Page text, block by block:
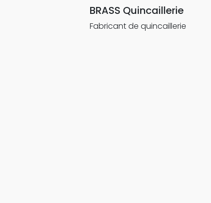
BRASS Quincaillerie
Fabricant de quincaillerie